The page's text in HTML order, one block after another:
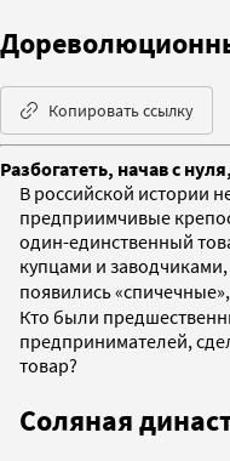
Копировать ссылку
Разбогатеть, начав с
В российской истории
предприимчивые
один-единственный
купцами и
появились
Кто были
предпринимателей,
товар?
Соляная